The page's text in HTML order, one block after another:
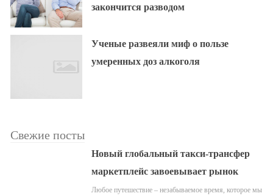
закончится разводом
Ученые развеяли миф о пользе
умеренных доз алкоголя
Свежие посты
Новый глобальный такси-трансфер
маркетплейс завоевывает рынок
Любое путешествие – незабываемое время, которое мы